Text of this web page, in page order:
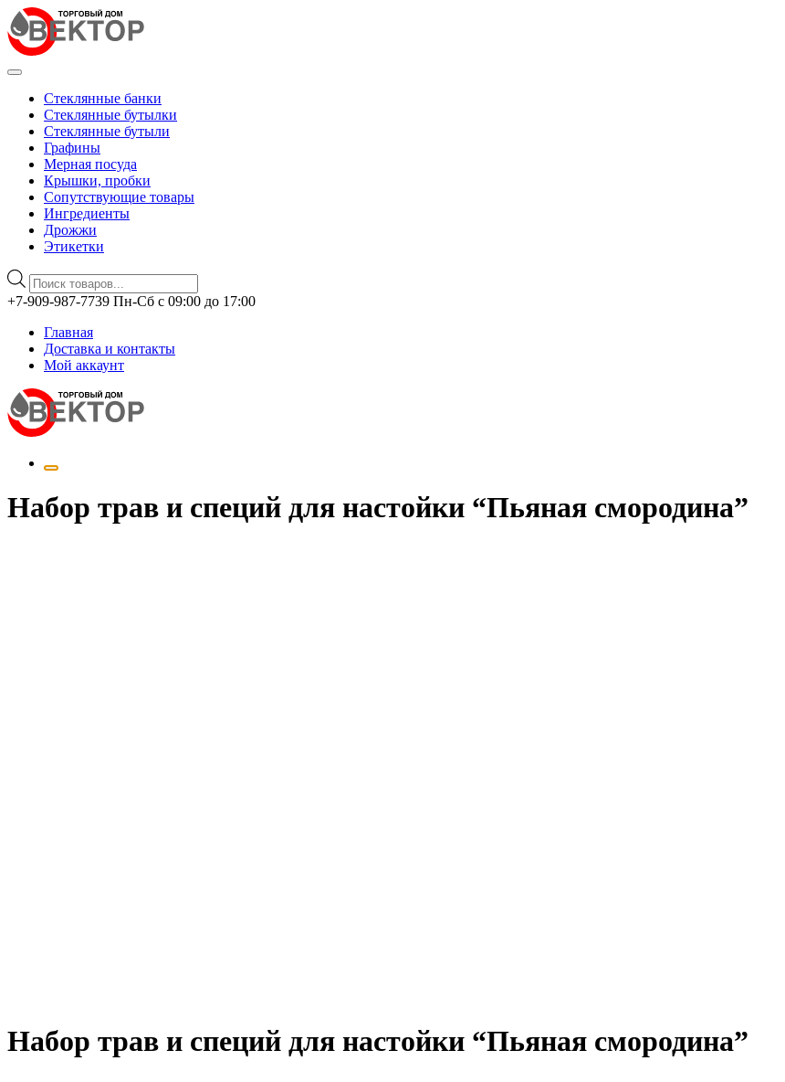
Стеклянные банки
Стеклянные бутылки
Стеклянные бутыли
Графины
Мерная посуда
Крышки, пробки
Сопутствующие товары
Ингредиенты
Дрожжи
Этикетки
Поиск
товаров
Перейти
содержимому
+7-909-987-7739 Пн-Сб с 09:00 до 17:00
Главная
Доставка и контакты
Мой аккаунт
Набор трав и специй для настойки “Пьяная смородина”
Набор трав и специй для настойки “Пьяная смородина”